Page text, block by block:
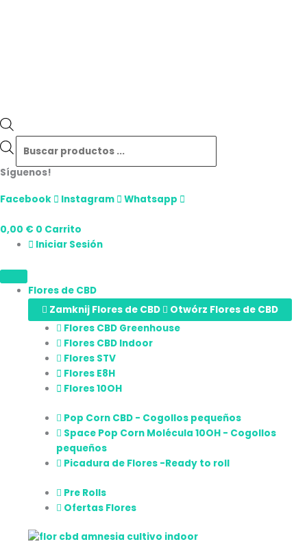
Síguenos!
Facebook Instagram Whatsapp
0,00 € 0 Carrito
Iniciar Sesión
Flores de CBD
Zamknij Flores de CBD
Otwórz Flores de CBD
Flores CBD Greenhouse
Flores CBD Indoor
Flores STV
Flores E8H
Flores 10OH
Pop Corn CBD - Cogollos pequeños
Space Pop Corn Molécula 10OH - Cogollos
pequeños
Picadura de Flores -Ready to roll
Pre Rolls
Ofertas Flores